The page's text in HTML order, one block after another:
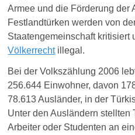
Armee und die Förderung der
Festlandtürken werden von
Staatengemeinschaft kritisiert
Völkerrechtillegal.
Bei der Volkszählung 2006
256.644 Einwohner, davon
78.613 Ausländer, in der
Unter den Ausländern stellten
Arbeiter oder Studenten an